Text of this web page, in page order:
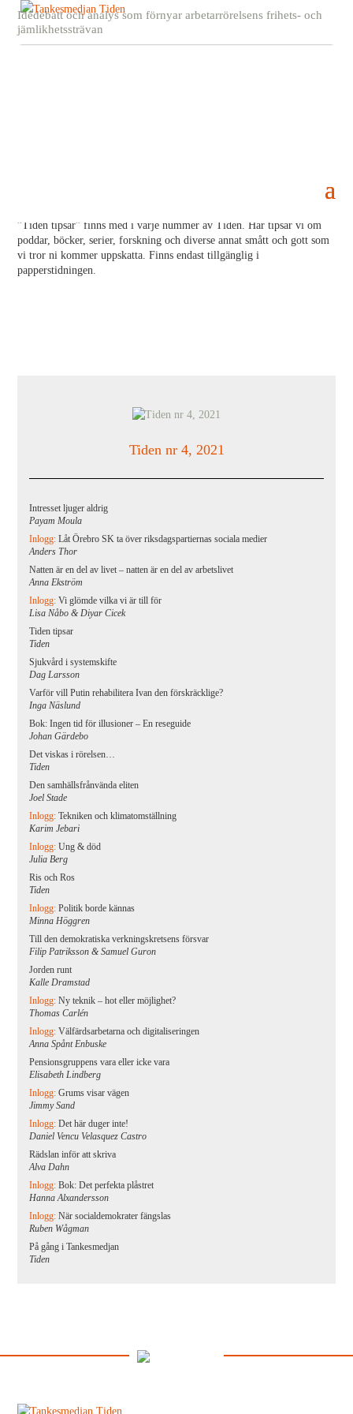
Idédebatt och analys som förnyar arbetarrörelsens frihets- och
jämlikhetssträvan
”Tiden tipsar” finns med i varje nummer av Tiden. Här tipsar vi om
poddar, böcker, serier, forskning och diverse annat smått och gott som
vi tror ni kommer uppskatta. Finns endast tillgänglig i
papperstidningen.
Tiden nr 4, 2021
Intresset ljuger aldrig
Payam Moula
Inlogg:Låt Örebro SK ta över riksdagspartiernas sociala medier
Anders Thor
Natten är en del av livet – natten är en del av arbetslivet
Anna Ekström
Inlogg:Vi glömde vilka vi är till för
Lisa Nåbo & Diyar Cicek
Tiden tipsar
Tiden
Sjukvård i systemskifte
Dag Larsson
Varför vill Putin rehabilitera Ivan den förskräcklige?
Inga Näslund
Bok: Ingen tid för illusioner – En reseguide
Johan Gärdebo
Det viskas i rörelsen…
Tiden
Den samhällsfrånvända eliten
Joel Stade
Inlogg:Tekniken och klimatomställning
Karim Jebari
Inlogg:Ung & död
Julia Berg
Ris och Ros
Tiden
Inlogg:Politik borde kännas
Minna Höggren
Till den demokratiska verkningskretsens försvar
Filip Patriksson & Samuel Guron
Jorden runt
Kalle Dramstad
Inlogg:Ny teknik – hot eller möjlighet?
Thomas Carlén
Inlogg:Välfärdsarbetarna och digitaliseringen
Anna Spånt Enbuske
Pensionsgruppens vara eller icke vara
Elisabeth Lindberg
Inlogg:Grums visar vägen
Jimmy Sand
Inlogg:Det här duger inte!
Daniel Vencu Velasquez Castro
Rädslan inför att skriva
Alva Dahn
Inlogg:Bok: Det perfekta plåstret
Hanna Alxandersson
Inlogg:När socialdemokrater fängslas
Ruben Wågman
På gång i Tankesmedjan
Tiden